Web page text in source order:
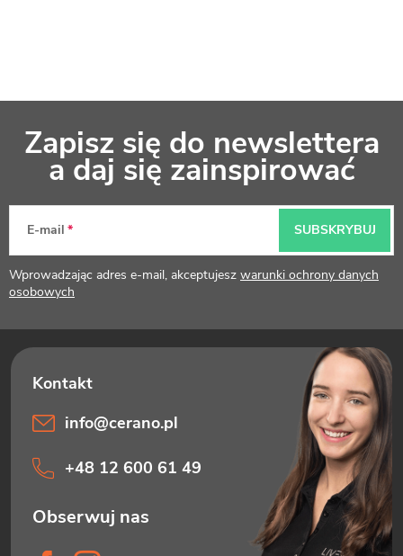
k
a
Zapisz się do newslettera
a daj się zainspirować
E-mail
Wprowadzając adres e-mail, akceptujesz warunki ochrony danych
osobowych
SUBSKRYBUJ
info@cerano.pl
+48 12 600 61 49